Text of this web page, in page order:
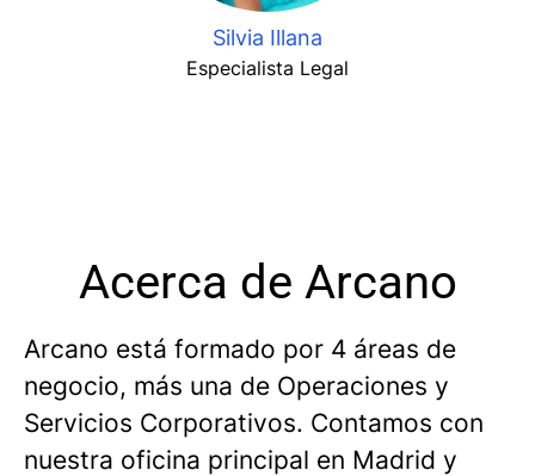
Silvia Illana
Especialista Legal
Acerca de Arcano
Arcano está formado por 4 áreas de
negocio, más una de Operaciones y
Servicios Corporativos. Contamos con
nuestra oficina principal en Madrid y